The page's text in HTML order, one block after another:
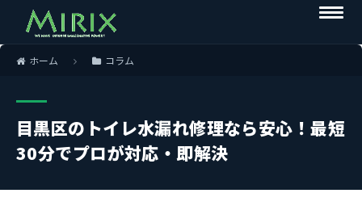
ホーム コラム
目黒区のトイレ水漏れ修理なら安心！最短
30分でプロが対応・即解決